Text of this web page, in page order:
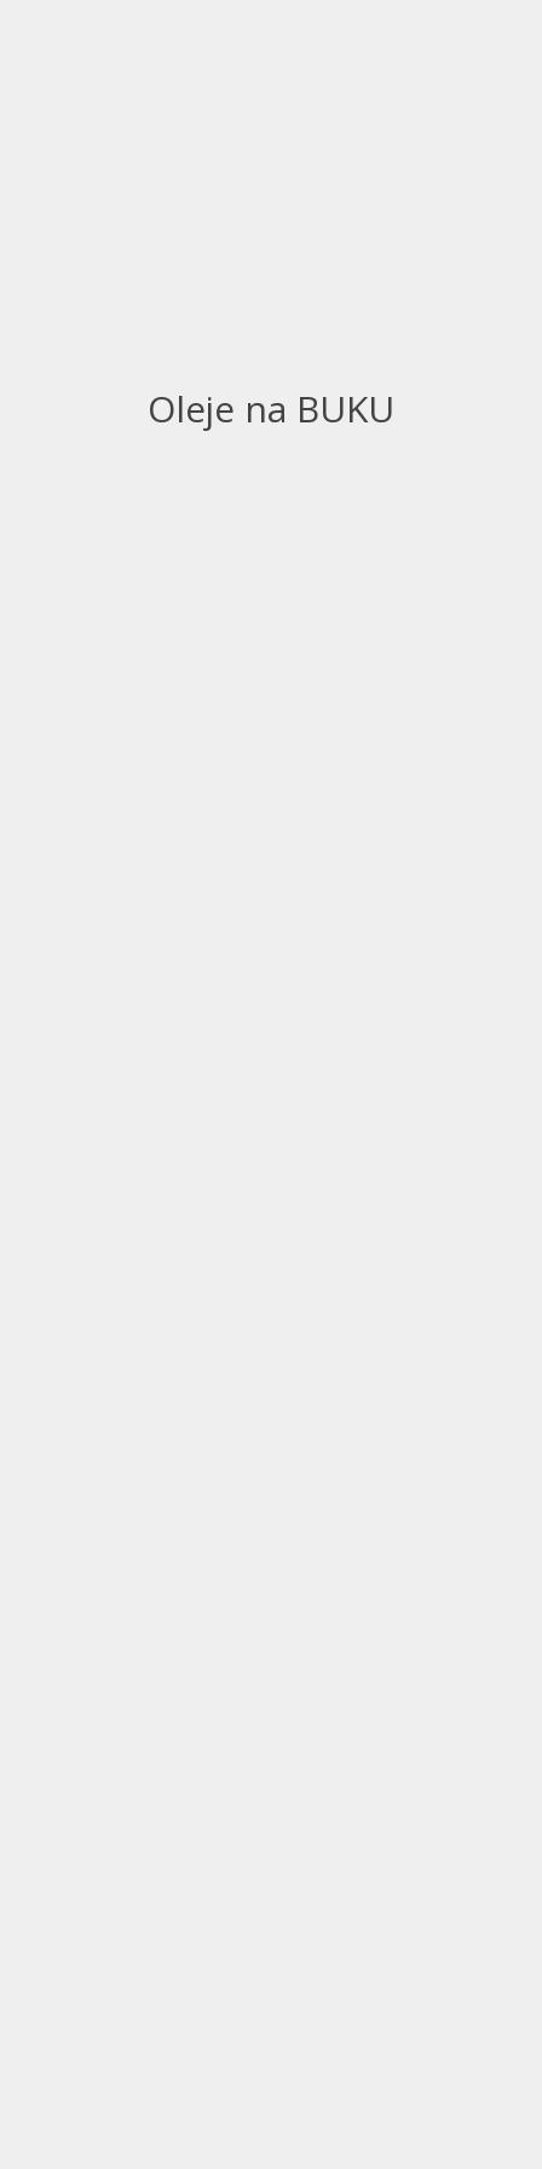
Oleje na BUKU